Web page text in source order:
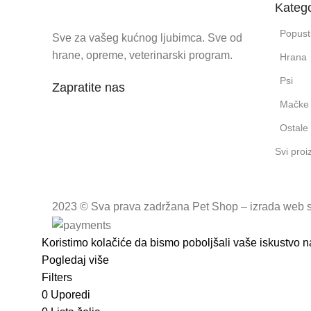
Sve za vašeg kućnog ljubimca. Sve od
hrane, opreme, veterinarski program.
Zapratite nas
Popusti
Hrana
Psi
Mačke
Ostale
Svi
2023 © Sva prava zadržana Pet Shop – izrada web
Koristimo kolačiće da bismo poboljšali vaše iskustvo
Pogledaj više
Filters
0 Uporedi